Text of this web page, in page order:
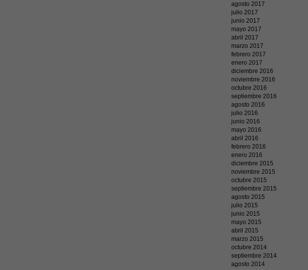
agosto 2017
julio 2017
junio 2017
mayo 2017
abril 2017
marzo 2017
febrero 2017
enero 2017
diciembre 2016
noviembre 2016
octubre 2016
septiembre 2016
agosto 2016
julio 2016
junio 2016
mayo 2016
abril 2016
febrero 2016
enero 2016
diciembre 2015
noviembre 2015
octubre 2015
septiembre 2015
agosto 2015
julio 2015
junio 2015
mayo 2015
abril 2015
marzo 2015
octubre 2014
septiembre 2014
agosto 2014